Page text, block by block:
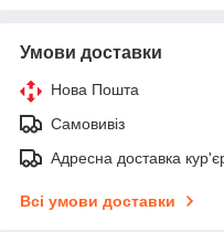
Умови доставки
Нова Пошта
Самовивіз
Адресна доставка
Всі умови доставки